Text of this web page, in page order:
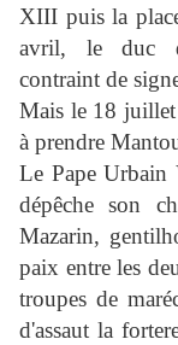
XIII puis la
avril, le duc
contraint de
Mais le 18
à prendre
Le Pape Urbain
dépêche son
Mazarin,
paix entre les
troupes de
d'assaut la